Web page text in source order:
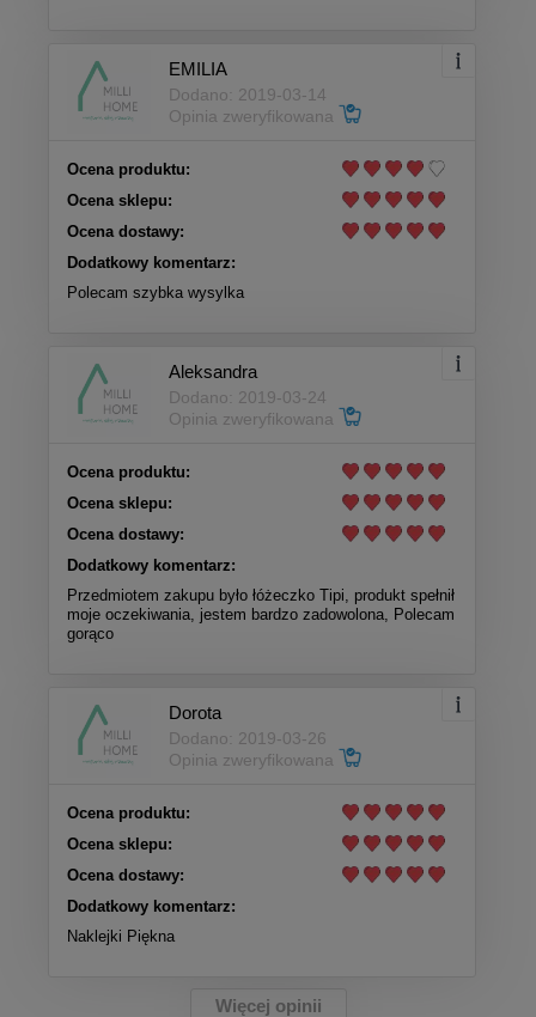
EMILIA
Dodano: 2019-03-14
Opinia zweryfikowana
Ocena produktu:
Ocena sklepu:
Ocena dostawy:
Dodatkowy komentarz:
Polecam szybka wysylka
Aleksandra
Dodano: 2019-03-24
Opinia zweryfikowana
Ocena produktu:
Ocena sklepu:
Ocena dostawy:
Dodatkowy komentarz:
Przedmiotem zakupu było łóżeczko Tipi, produkt spełnił
moje oczekiwania, jestem bardzo zadowolona, Polecam
gorąco
Dorota
Dodano: 2019-03-26
Opinia zweryfikowana
Ocena produktu:
Ocena sklepu:
Ocena dostawy:
Dodatkowy komentarz:
Naklejki Piękna
Więcej opinii